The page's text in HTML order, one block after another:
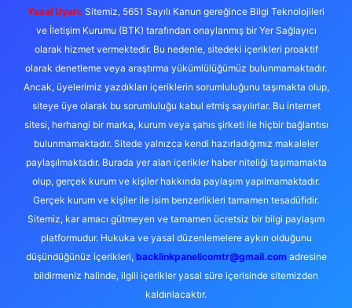
Yasal Uyarı: Sitemiz, 5651 Sayılı Kanun gereğince Bilgi Teknolojileri
ve İletişim Kurumu (BTK) tarafından onaylanmış bir Yer Sağlayıcı
olarak hizmet vermektedir. Bu nedenle, sitedeki içerikleri proaktif
olarak denetleme veya araştırma yükümlülüğümüz bulunmamaktadır.
Ancak, üyelerimiz yazdıkları içeriklerin sorumluluğunu taşımakta olup,
siteye üye olarak bu sorumluluğu kabul etmiş sayılırlar. Bu internet
sitesi, herhangi bir marka, kurum veya şahıs şirketi ile hiçbir bağlantısı
bulunmamaktadır. Sitede yalnızca kendi hazırladığımız makaleler
paylaşılmaktadır. Burada yer alan içerikler haber niteliği taşımamakta
olup, gerçek kurum ve kişiler hakkında paylaşım yapılmamaktadır.
Gerçek kurum ve kişiler ile isim benzerlikleri tamamen tesadüfidir.
Sitemiz, kar amacı gütmeyen ve tamamen ücretsiz bir bilgi paylaşım
platformudur. Hukuka ve yasal düzenlemelere aykırı olduğunu
düşündüğünüz içerikleri, backlinkpanelicomtr@gmail.comadresine
bildirmeniz halinde, ilgili içerikler yasal süre içerisinde sitemizden
kaldırılacaktır.